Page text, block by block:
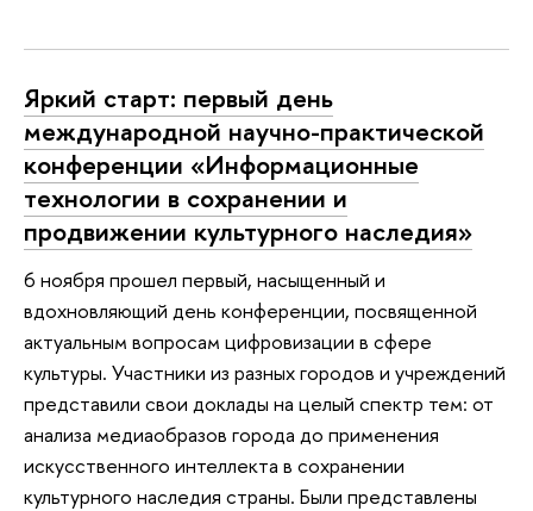
Яркий старт: первый день
международной научно-практической
конференции «Информационные
технологии в сохранении и
продвижении культурного наследия»
6 ноября прошел первый, насыщенный и
вдохновляющий день конференции, посвященной
актуальным вопросам цифровизации в сфере
культуры. Участники из разных городов и учреждений
представили свои доклады на целый спектр тем: от
анализа медиаобразов города до применения
искусственного интеллекта в сохранении
культурного наследия страны. Были представлены